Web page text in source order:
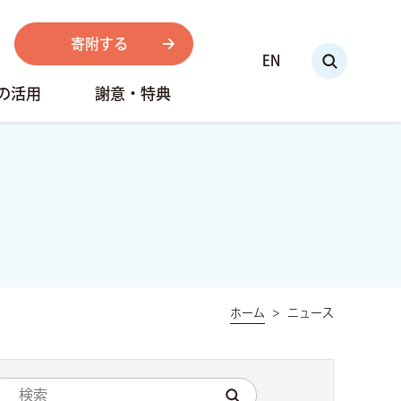
寄附する
活用 謝意・特典
EN
ホーム ニュース